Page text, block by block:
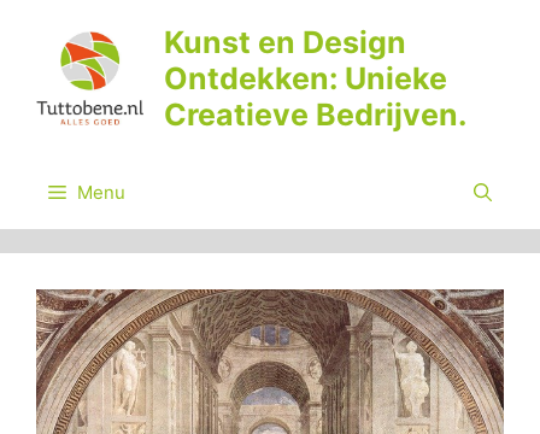
inhoud
Kunst en Design
Ontdekken: Unieke
Creatieve Bedrijven.
Menu